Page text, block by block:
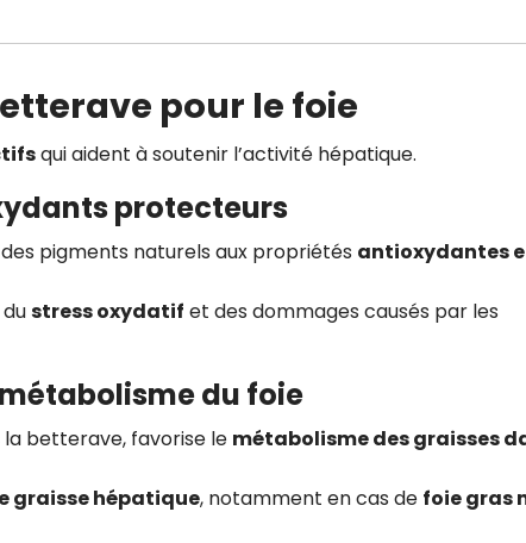
pour le foie
qui aident à soutenir l’activité hépatique.
protecteurs
des pigments naturels aux propriétés antioxydantes
stress oxydatif et des dommages causés par les
du foie
betterave, favorise le métabolisme des graisses
graisse hépatique, notamment en cas de foie gras